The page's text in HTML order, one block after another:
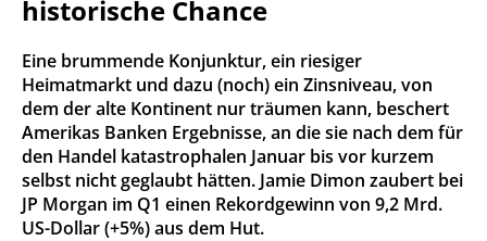
historische Chance
Eine brummende Konjunktur, ein riesiger
Heimatmarkt und dazu (noch) ein Zinsniveau, von
dem der alte Kontinent nur träumen kann, beschert
Amerikas Banken Ergebnisse, an die sie nach dem für
den Handel katastrophalen Januar bis vor kurzem
selbst nicht geglaubt hätten. Jamie Dimon zaubert bei
JP Morgan im Q1 einen Rekordgewinn von 9,2 Mrd.
US-Dollar (+5%) aus dem Hut.